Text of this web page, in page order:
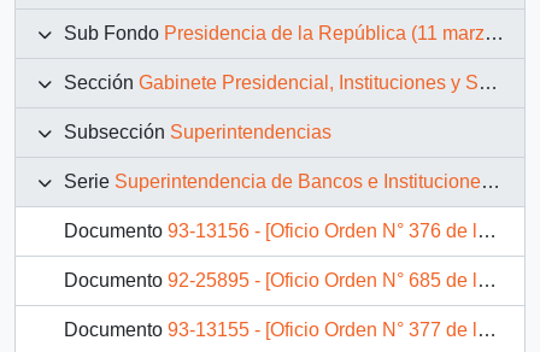
Sub Fondo Presidencia de la República (11 marzo 1990 – 11 marzo 1994)
Sección Gabinete Presidencial, Instituciones y Servicios
Subsección Superintendencias
Serie Superintendencia de Bancos e Instituciones Financieras
Documento 93-13156 - [Oficio Orden N° 376 de la Superintendencia de Bancos e Instituciones Financieras]
Documento 92-25895 - [Oficio Orden N° 685 de la Superintendencia de Bancos e Instituciones Financieras]
Documento 93-13155 - [Oficio Orden N° 377 de la Superintendencia de Bancos e Instituciones Financieras]